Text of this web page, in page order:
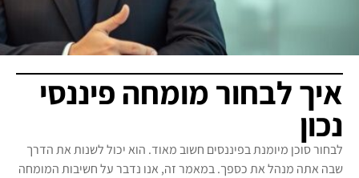
איך לבחור מומחה פיננסי
נכון
לבחור סוכן מיומנת בפיננסים חשוב מאוד. הוא יכול לשנות את הדרך
שבה אתה מנהל את כספך. במאמר זה, אנו נדבר על חשיבות המומחה